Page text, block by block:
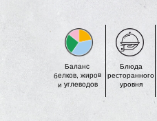
Блюда
ресторанного
уровня
Баланс
белков, жиров
и углеводов